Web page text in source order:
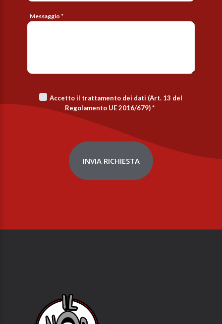
Messaggio *
Accetto il trattamento dei dati (Art. 13 del
Regolamento UE 2016/679)*
INVIA RICHIESTA